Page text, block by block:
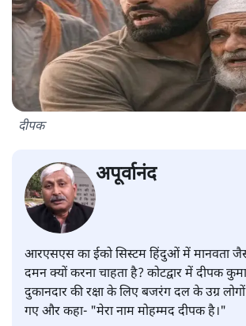
दीपक
अपूर्वानंद
आरएसएस का ईको सिस्टम हिंदुओं में मानवता
दमन क्यों करना चाहता है? कोटद्वार में दीपक
दुकानदार की रक्षा के लिए बजरंग दल के उग्र
गए और कहा- "मेरा नाम मोहम्मद दीपक है।"